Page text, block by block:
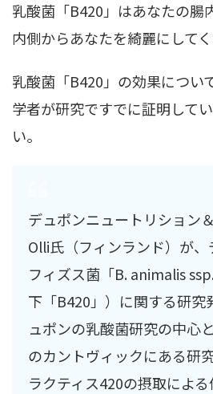
乳酸菌「B420」はあなたの腸
内側からあなたを綺麗にしてく
乳酸菌「B420」の効果につい
学者が研究ですでに証明して
い。
デュポンニュートリション
Olli氏（フィンランド）が
フィズス菌「B. animalis
下「B420」）に関する研究
ュポンの乳酸菌研究の中心
のカントヴィックにある研
ラクティス420の摂取によ